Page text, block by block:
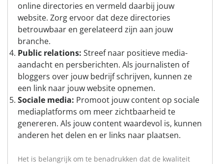
online directories en vermeld daarbij jouw
website. Zorg ervoor dat deze directories
betrouwbaar en gerelateerd zijn aan jouw
branche.
Public relations: Streef naar positieve media-
aandacht en persberichten. Als journalisten of
bloggers over jouw bedrijf schrijven, kunnen ze
een link naar jouw website opnemen.
Sociale media: Promoot jouw content op sociale
mediaplatforms om meer zichtbaarheid te
genereren. Als jouw content waardevol is, kunnen
anderen het delen en er links naar plaatsen.
Het is belangrijk om te benadrukken dat de kwaliteit